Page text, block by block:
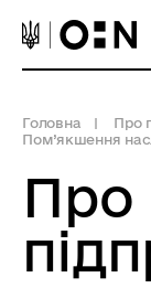
Головна Про
Пом’якшення
Про